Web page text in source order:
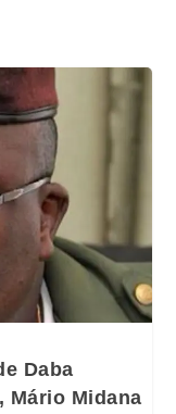
Daba
Mário Midana